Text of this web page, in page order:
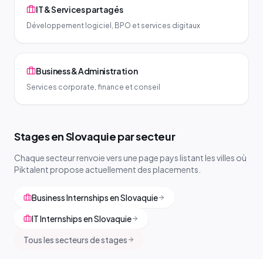
IT & Services partagés
Développement logiciel, BPO et services digitaux
Business & Administration
Services corporate, finance et conseil
Stages en Slovaquie par secteur
Chaque secteur renvoie vers une page pays listant les villes où
Piktalent propose actuellement des placements.
Business Internships en Slovaquie
IT Internships en Slovaquie
Tous les secteurs de stages